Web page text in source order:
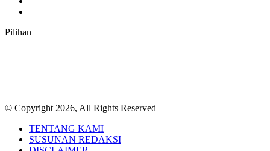
Pilihan
© Copyright 2026, All Rights Reserved
TENTANG KAMI
SUSUNAN REDAKSI